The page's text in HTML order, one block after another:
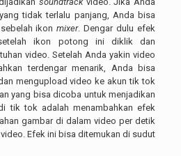
tidak terlalu panjang, Anda bisa
ikonmixer. Dengar dulu efek
ikon potong ini diklik dan
video. Setelah Anda yakin video
terdengar menarik, Anda bisa
mengupload video ke akun tik tok
yang bisa dicoba untuk menjadikan
tik tok adalah menambahkan efek
gambar di dalam video per detik
Efek ini bisa ditemukan di sudut